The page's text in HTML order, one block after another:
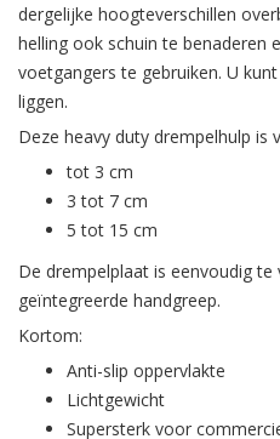
dergelijke hoogteverschillen
helling ook schuin te benaderen
voetgangers te gebruiken. U
liggen.
Deze heavy duty drempelhulp is
tot 3 cm
3 tot 7 cm
5 tot 15 cm
De drempelplaat is eenvoudig
geïntegreerde handgreep.
Kortom:
Anti-slip oppervlakte
Lichtgewicht
Supersterk voor